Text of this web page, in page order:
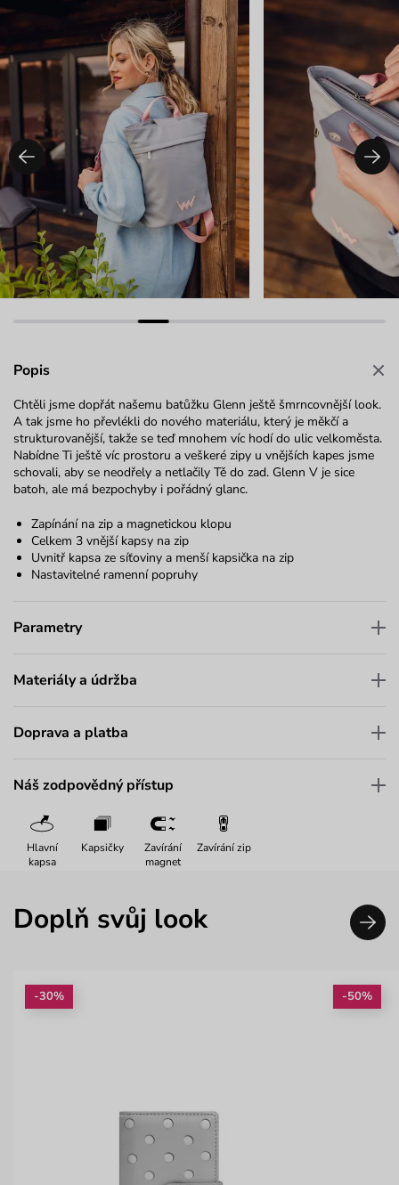
Popis
Chtěli jsme dopřát našemu batůžku Glenn ještě šmrncovnější look.
A tak jsme ho převlékli do nového materiálu, který je měkčí a
strukturovanější, takže se teď mnohem víc hodí do ulic velkoměsta.
Nabídne Ti ještě víc prostoru a veškeré zipy u vnějších kapes jsme
schovali, aby se neodřely a netlačily Tě do zad. Glenn V je sice
batoh, ale má bezpochyby i pořádný glanc.
Zapínání na zip a magnetickou klopu
Celkem 3 vnější kapsy na zip
Uvnitř kapsa ze síťoviny a menší kapsička na zip
Nastavitelné ramenní popruhy
Parametry
Materiály a údržba
Doprava a platba
Náš zodpovědný přístup
Hlavní
kapsa
Kapsičky
Zavírání
magnet
Zavírání zip
Doplň svůj look
-30% -50%